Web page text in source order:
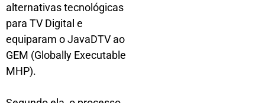
alternativas tecnológicas
para TV Digital e
equiparam o JavaDTV ao
GEM (Globally Executable
MHP).